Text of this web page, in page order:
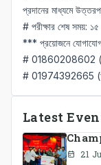
প্রদানের মাধ্যমে
# পরীক্ষার শেষ সময়:
*** প্রয়োজনে
# 01860208602
# 01974392665
Latest
21